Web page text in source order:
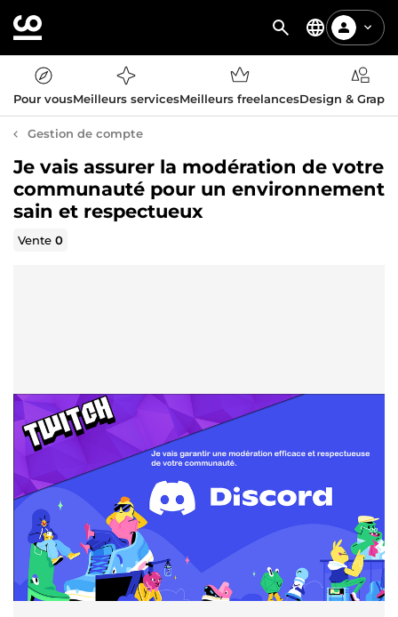
Pour vousMeilleurs servicesMeilleurs freelancesDesign &
Gestion de compte
Je vais assurer la modération de votre
communauté pour un environnement
sain et respectueux
Vente0